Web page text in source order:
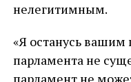
нелегитимным.
«Я останусь
парламента не
парламент не